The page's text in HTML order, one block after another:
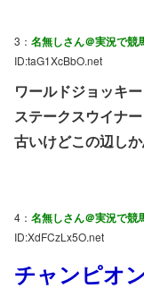
3： 名無しさん＠実況で競
ID:taG1XcBbO.net
ワールドジョッキー
ステークスウイナー
古いけどこの辺し
4： 名無しさん＠実況で競
ID:XdFCzLx5O.net
チャンピオ